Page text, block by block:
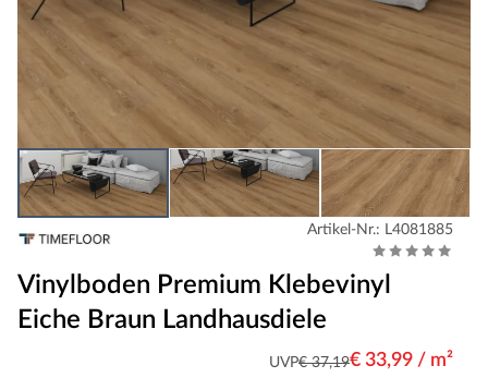
Artikel-Nr.: L4081885
Vinylboden Premium Klebevinyl
Eiche Braun Landhausdiele
UVP€ 37,19€ 33,99 / m²